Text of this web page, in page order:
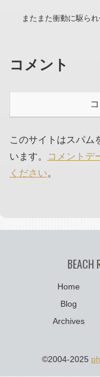
またまた衝動に駆ら
コメント
このサイトはスパム
います。
コメントデ
ください。
BEACH
Home
Blog
Archives
©2004-2025